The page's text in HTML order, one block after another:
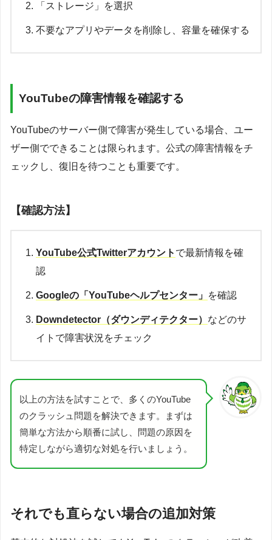
「ストレージ」を選択
不要なアプリやデータを削除し、容量を確保する
YouTubeの障害情報を確認する
YouTubeのサーバー側で障害が発生している場合、ユー
ザー側でできることは限られます。公式の障害情報をチ
ェックし、復旧を待つことも重要です。
【確認方法】
YouTube公式Twitterアカウント で最新情報を確
認
Googleの「YouTubeヘルプセンター」 を確認
Downdetector（ダウンディテクター） などのサ
イトで障害状況をチェック
以上の方法を試すことで、多くのYouTube
のクラッシュ問題を解決できます。まずは
簡単な方法から順番に試し、問題の原因を
特定しながら適切な対処を行いましょう。
それでも直らない場合の追加対策